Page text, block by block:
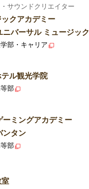
サウンドクリエイター
クアカデミー
バーサル ミュージック
部・キャリア
ル観光学院
部
ーミングアカデミー
ンタン
部
室